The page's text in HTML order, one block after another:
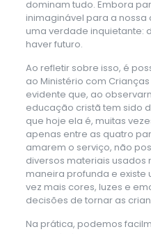
dominam tudo. Embora
inimaginável para a
uma verdade inquietante:
haver futuro.
Ao refletir sobre isso, é
ao Ministério com
evidente que, ao
educação cristã tem sido
que hoje ela é, muitas
apenas entre as quatro
amarem o serviço, não
diversos materiais usados
maneira profunda e existe
vez mais cores, luzes e
decisões de tornar as
Na prática, podemos